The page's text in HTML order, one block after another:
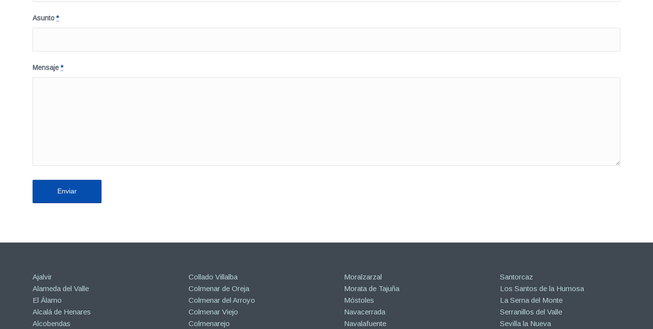
Asunto*
Mensaje*
Ajalvir
Alameda del Valle
El Álamo
Alcalá de Henares
Alcobendas
Collado Villalba
Colmenar de Oreja
Colmenar del Arroyo
Colmenar Viejo
Colmenarejo
Moralzarzal
Morata de Tajuña
Móstoles
Navacerrada
Navalafuente
Santorcaz
Los Santos de la Humosa
La Serna del Monte
Serranillos del Valle
Sevilla la Nueva